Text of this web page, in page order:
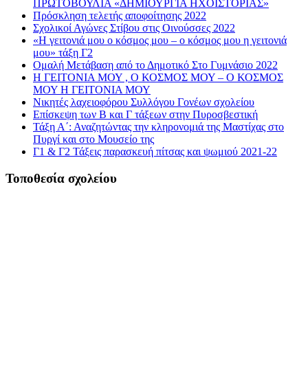
ΠΡΩΤΟΒΟΥΛΙΑ «ΔΗΜΙΟΥΡΓΙΑ ΗΧΟΪΣΤΟΡΙΑΣ»
Πρόσκληση τελετής αποφοίτησης 2022
Σχολικοί Αγώνες Στίβου στις Οινούσσες 2022
«Η γειτονιά μου ο κόσμος μου – ο κόσμος μου η γειτονιά
μου» τάξη Γ2
Ομαλή Μετάβαση από το Δημοτικό Στο Γυμνάσιο 2022
Η ΓΕΙΤΟΝΙΑ ΜΟΥ , Ο ΚΟΣΜΟΣ ΜΟΥ – Ο ΚΟΣΜΟΣ
ΜΟΥ Η ΓΕΙΤΟΝΙΑ ΜΟΥ
Νικητές λαχειοφόρου Συλλόγου Γονέων σχολείου
Επίσκεψη των Β και Γ τάξεων στην Πυροσβεστική
Τάξη Α΄: Αναζητώντας την κληρονομιά της Μαστίχας στο
Πυργί και στο Μουσείο της
Γ1 & Γ2 Τάξεις παρασκευή πίτσας και ψωμιού 2021-22
Τοποθεσία σχολείου